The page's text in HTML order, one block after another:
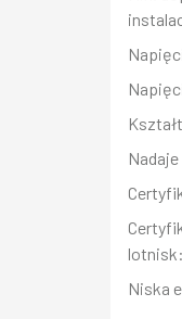
lotnisk:
Niska